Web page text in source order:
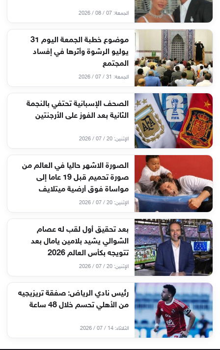
الجمعة: 07 / 08 / 2026
موضوع خطبة الجمعة اليوم 31
يوليو الرشوة وأثرها في إفساد
المجتمع
الجمعة: 31 / 07 / 2026
الصحف الإسبانية تحتفي بالنجمة
الثانية بعد الفوز على الأرجنتين
الإثنين: 20 / 07 / 2026
الصورة الاشهر حاليا في العالم من
صورة تحميم قبل 19 عاما إلى
مواساة فوق أرضية ميتلايف
الإثنين: 20 / 07 / 2026
بعد تحقيق أول لقب له عصام
الشوالي يشيد بلامين يامال بعد
تتويجه بكأس العالم 2026
الإثنين: 20 / 07 / 2026
رئيس نادي الرياض: صفقة تريزيجيه
من الأهلي تحسم خلال 48 ساعة
الثلاثاء: 14 / 07 / 2026